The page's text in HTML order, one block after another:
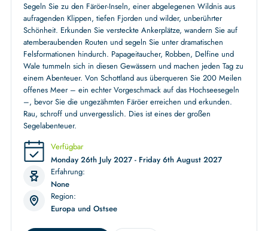
Segeln Sie zu den Färöer-Inseln, einer abgelegenen Wildnis aus
aufragenden Klippen, tiefen Fjorden und wilder, unberührter
Schönheit. Erkunden Sie versteckte Ankerplätze, wandern Sie auf
atemberaubenden Routen und segeln Sie unter dramatischen
Felsformationen hindurch. Papageitaucher, Robben, Delfine und
Wale tummeln sich in diesen Gewässern und machen jeden Tag zu
einem Abenteuer. Von Schottland aus überqueren Sie 200 Meilen
offenes Meer – ein echter Vorgeschmack auf das Hochseesegeln
–, bevor Sie die ungezähmten Färöer erreichen und erkunden.
Rau, schroff und unvergesslich. Dies ist eines der großen
Segelabenteuer.
Verfügbar
Monday 26th July 2027 - Friday 6th August 2027
Erfahrung:
None
Region:
Europa und Ostsee